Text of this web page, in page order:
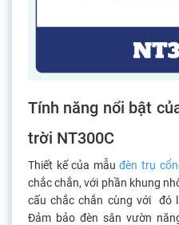
Tính năng nổi bật
trời NT300C
Thiết kế của mẫuđèn trụ
chắc chắn, với phần khung
cấu chắc chắn cùng với đó
Đảm bảo đèn sân vườn